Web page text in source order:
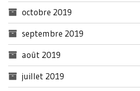
octobre 2019
septembre 2019
août 2019
juillet 2019